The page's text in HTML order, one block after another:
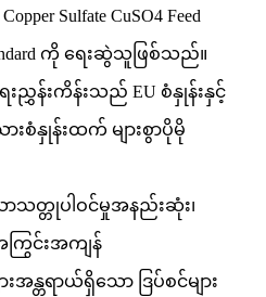
Sulfate CuSO4 Feed
ကို ရေးဆွဲသူဖြစ်သည်။
ညွှန်းကိန်းသည် EU စံနှုန်းနှင့်
စံနှုန်းထက် များစွာပိုမို
သတ္တုပါဝင်မှုအနည်းဆုံး၊
ကြွင်းအကျန်
ားအန္တရာယ်ရှိသော ဒြပ်စင်များ